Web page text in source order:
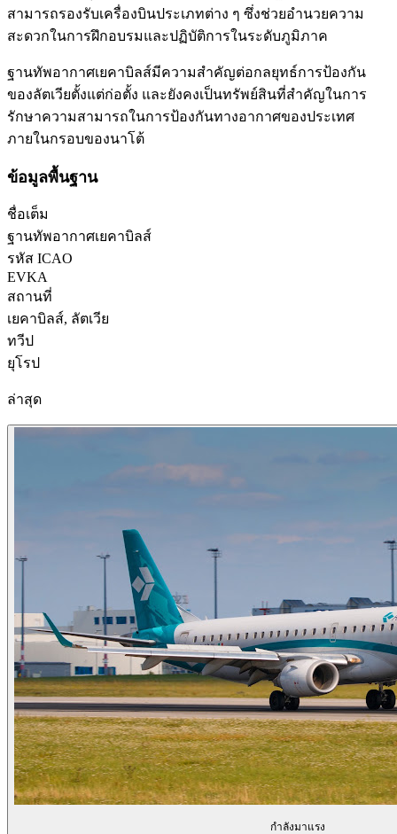
สามารถรองรับเครื่องบินประเภทต่าง ๆ ซึ่งช่วยอำนวยความ
สะดวกในการฝึกอบรมและปฏิบัติการในระดับภูมิภาค
ฐานทัพอากาศเยคาบิลส์มีความสำคัญต่อกลยุทธ์การป้องกัน
ของลัตเวียตั้งแต่ก่อตั้ง และยังคงเป็นทรัพย์สินที่สำคัญในการ
รักษาความสามารถในการป้องกันทางอากาศของประเทศ
ภายในกรอบของนาโต้
ข้อมูลพื้นฐาน
ชื่อเต็ม
ฐานทัพอากาศเยคาบิลส์
รหัส ICAO
EVKA
สถานที่
เยคาบิลส์, ลัตเวีย
ทวีป
ยุโรป
ล่าสุด
กำลังมาแรง